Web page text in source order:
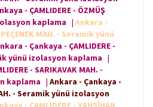
- ÇAMLIDERE - ÖZMÜŞ
kaplama | Ankara -
MAH. - Seramik yünü
- Çankaya - ÇAMLIDERE -
yünü izolasyon kaplama |
- SARIKAVAK MAH. -
kaplama | Ankara - Çankaya -
- Seramik yünü izolasyon